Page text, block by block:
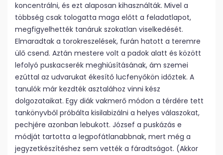
koncentrálni, és ezt alaposan kihasználták. Mivel a
többség csak tologatta maga előtt a feladatlapot,
megfigyelhették tanáruk szokatlan viselkedését.
Elmaradtak a torokreszelések, furán hatott a teremre
ülő csend. Aztán mestere volt a padok alatt és között
lefolyó puskacserék meghiúsításának, ám szemei
ezúttal az udvarukat ékesítő lucfenyőkön időztek. A
tanulók már kezdték asztalához vinni kész
dolgozataikat. Egy diák vakmerő módon a térdére tett
tankönyvből próbálta kisilabizálni a helyes válaszokat,
pechjére azonban lebukott. József a puskázás e
módját tartotta a legpofátlanabbnak, mert még a
jegyzetkészítéshez sem vették a fáradtságot. (Akkor